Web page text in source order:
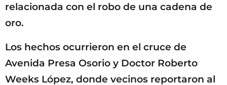
relacionada con el robo de una cadena de
oro.
Los hechos ocurrieron en el cruce de
Avenida Presa Osorio y Doctor Roberto
Weeks López, donde vecinos reportaron al